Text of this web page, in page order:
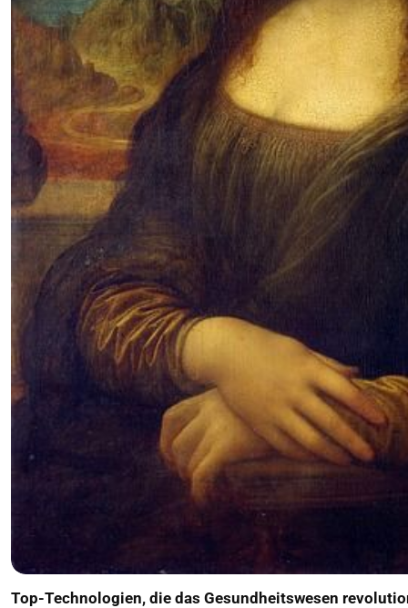
Top-Technologien, die das Gesundheitswesen